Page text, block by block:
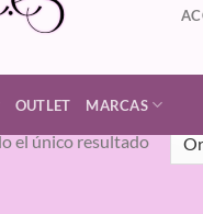
OUTLET MARCAS
el único resultado